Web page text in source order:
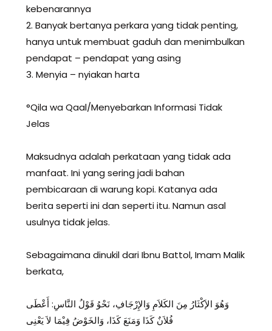
kebenarannya
2. Banyak bertanya perkara yang tidak penting,
hanya untuk membuat gaduh dan menimbulkan
pendapat – pendapat yang asing
3. Menyia – nyiakan harta
°Qila wa Qaal/Menyebarkan Informasi Tidak
Jelas
Maksudnya adalah perkataan yang tidak ada
manfaat. Ini yang sering jadi bahan
pembicaraan di warung kopi. Katanya ada
berita seperti ini dan seperti itu. Namun asal
usulnya tidak jelas.
Sebagaimana dinukil dari Ibnu Battol, Imam Malik
berkata,
وَهُوَ الإَكْثَارُ مِنَ الكَلاَمِ وَالإِرْجَافِ، نَحْوُ قَوْلُ النَّاسِ: أَعْطَى
فُلاَنٌ كَذَا وَمَنَعَ كَذَا، وَالخَوْضُ فِيْمَا لاَ يَعْنِى